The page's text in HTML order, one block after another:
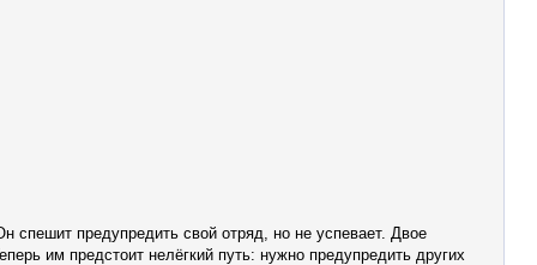
предупредить свой отряд, но не успевает. Двое
им предстоит нелёгкий путь: нужно предупредить других